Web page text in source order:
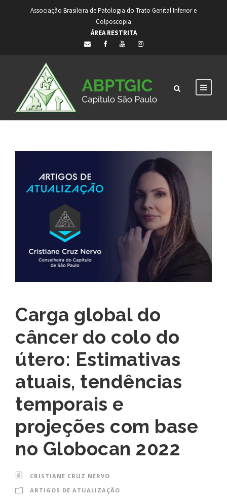
Associação Brasileira de Patologia do Trato Genital Inferior e
Colposcopia
ÁREA RESTRITA
Carga global do
câncer do colo do
útero: Estimativas
atuais, tendências
temporais e
projeções com base
no Globocan 2022
CRISTIANE CRUZ NERVO
ARTIGOS DE ATUALIZAÇÃO